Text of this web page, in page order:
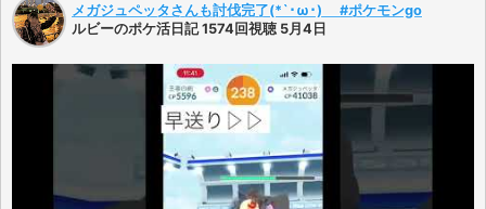
メガジュペッタさんも討伐完了(*`･ω･)ゞ #ポケモンgo
ルビーのポケ活日記 1574回視聴 5月4日